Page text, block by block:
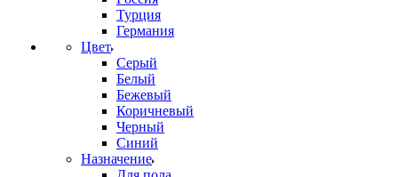
Турция
Германия
Цвет
Серый
Белый
Бежевый
Коричневый
Черный
Синий
Назначение